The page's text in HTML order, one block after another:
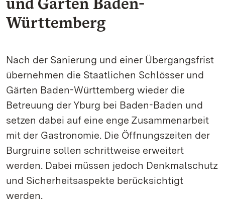
Württemberg
Nach der Sanierung und einer Übergangsfrist
übernehmen die Staatlichen Schlösser und
Gärten Baden-Württemberg wieder die
Betreuung der Yburg bei Baden-Baden und
setzen dabei auf eine enge Zusammenarbeit
mit der Gastronomie. Die Öffnungszeiten der
Burgruine sollen schrittweise erweitert
werden. Dabei müssen jedoch Denkmalschutz
und Sicherheitsaspekte berücksichtigt
werden.